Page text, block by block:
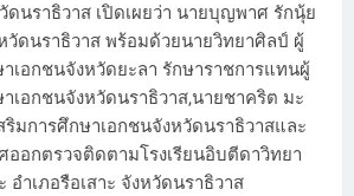
วัดนราธิวาส เปิดเผยว่า นายบุญพาศ รักนุ้ย
วัดนราธิวาส พร้อมด้วยนายวิทยาศิลป์ ผู้
เอกชนจังหวัดยะลา รักษาราชการแทนผู้
เอกชนจังหวัดนราธิวาส,นายชาคริต มะ
ริมการศึกษาเอกชนจังหวัดนราธิวาสและ
ออกตรวจติดตามโรงเรียนอิบตีดาวิทยา
ำเภอรือเสาะ จังหวัดนราธิวาส